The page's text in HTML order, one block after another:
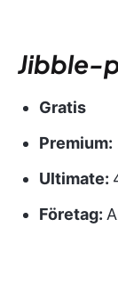
Jibble-
Gratis
Premium:
Ultimate:
Företag: